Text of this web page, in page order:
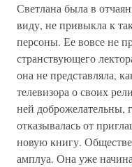
Светлана была в
виду, не привыкла к
персоны. Ее вовсе не
странствующего
она не представляла,
телевизора о своих
ней доброжелательны,
отказывалась от
новую книгу.
амплуа. Она уже